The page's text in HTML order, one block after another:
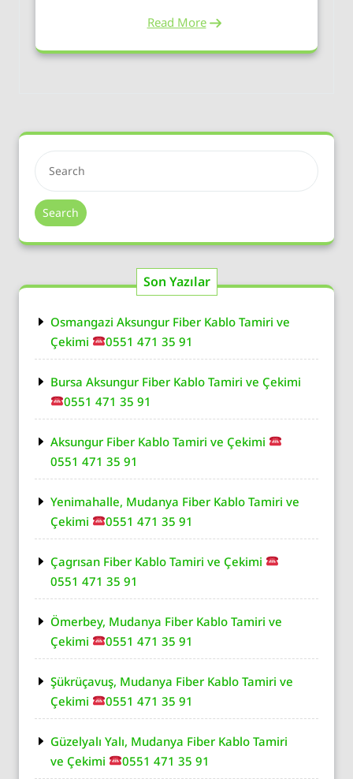
Read More
Search
Son Yazılar
Osmangazi Aksungur Fiber Kablo Tamiri ve
Çekimi
0551 471 35 91
Bursa Aksungur Fiber Kablo Tamiri ve Çekimi
0551 471 35 91
Aksungur Fiber Kablo Tamiri ve Çekimi
0551 471 35 91
Yenimahalle, Mudanya Fiber Kablo Tamiri ve
Çekimi
0551 471 35 91
Çagrısan Fiber Kablo Tamiri ve Çekimi
0551 471 35 91
Ömerbey, Mudanya Fiber Kablo Tamiri ve
Çekimi
0551 471 35 91
Şükrüçavuş, Mudanya Fiber Kablo Tamiri ve
Çekimi
0551 471 35 91
Güzelyalı Yalı, Mudanya Fiber Kablo Tamiri
ve Çekimi
0551 471 35 91